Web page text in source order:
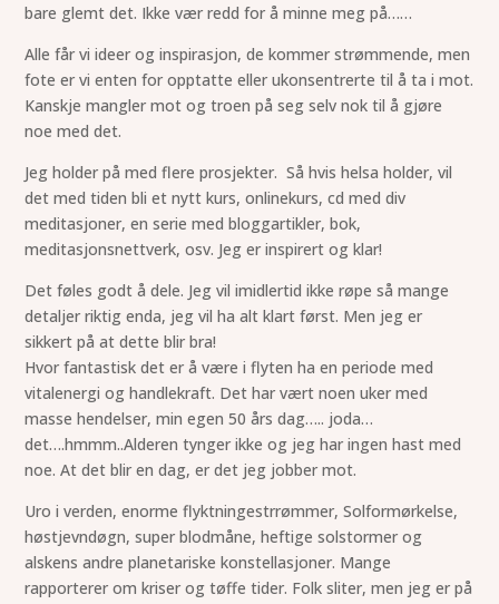
bare glemt det. Ikke vær redd for å minne meg på……
Alle får vi ideer og inspirasjon, de kommer strømmende, men
fote er vi enten for opptatte eller ukonsentrerte til å ta i mot.
Kanskje mangler mot og troen på seg selv nok til å gjøre
noe med det.
Jeg holder på med flere prosjekter. Så hvis helsa holder, vil
det med tiden bli et nytt kurs, onlinekurs, cd med div
meditasjoner, en serie med bloggartikler, bok,
meditasjonsnettverk, osv. Jeg er inspirert og klar!
Det føles godt å dele. Jeg vil imidlertid ikke røpe så mange
detaljer riktig enda, jeg vil ha alt klart først. Men jeg er
sikkert på at dette blir bra!
Hvor fantastisk det er å være i flyten ha en periode med
vitalenergi og handlekraft. Det har vært noen uker med
masse hendelser, min egen 50 års dag….. joda…
det….hmmm..Alderen tynger ikke og jeg har ingen hast med
noe. At det blir en dag, er det jeg jobber mot.
Uro i verden, enorme flyktningestrrømmer, Solformørkelse,
høstjevndøgn, super blodmåne, heftige solstormer og
alskens andre planetariske konstellasjoner. Mange
rapporterer om kriser og tøffe tider. Folk sliter, men jeg er på